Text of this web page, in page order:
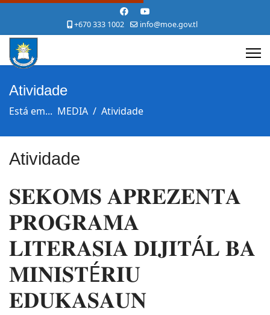
+670 333 1002 info@moe.gov.tl
Atividade
Está em... MEDIA Atividade
Atividade
𝐒𝐄𝐊𝐎𝐌𝐒 𝐀𝐏𝐑𝐄𝐙𝐄𝐍𝐓𝐀
𝐏𝐑𝐎𝐆𝐑𝐀𝐌𝐀
𝐋𝚰𝐓𝐄𝐑𝐀𝐒𝚰𝐀 𝐃𝚰𝐉𝚰𝐓Á𝐋 𝐁𝐀
𝐌𝚰𝐍𝚰𝐒𝐓É𝐑𝚰𝐔
𝐄𝐃𝐔𝐊𝐀𝐒𝐀𝐔𝐍